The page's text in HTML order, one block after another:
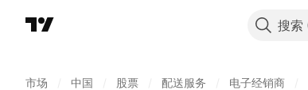
搜索
市场 中国 股票 配送服务 电子经销商